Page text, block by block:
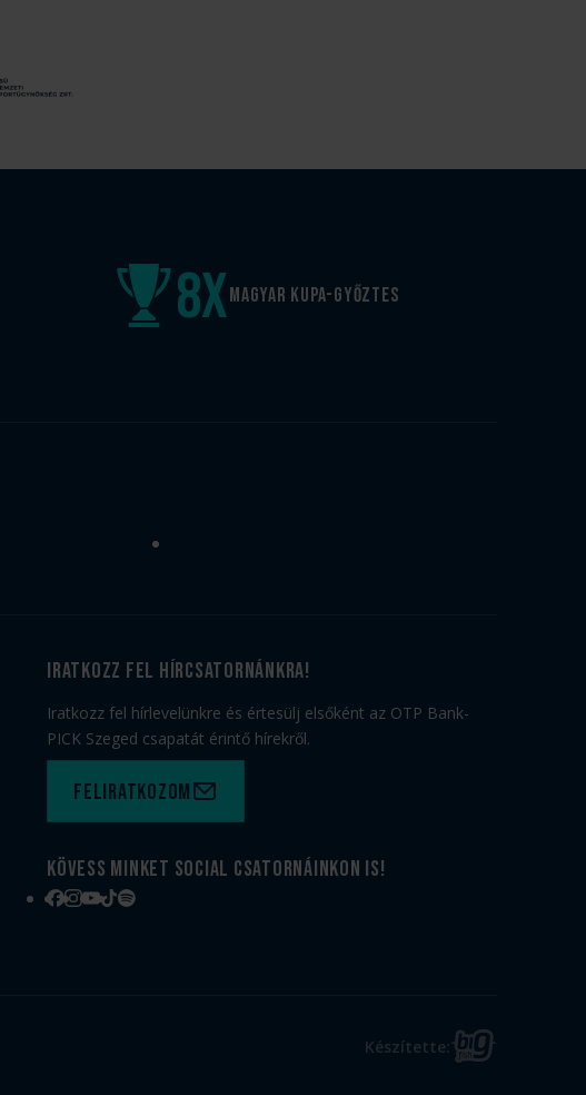
Magyar kupa-győztes
8x
iratkozz fel hírcsatornánkra!
Iratkozz fel hírlevelünkre és értesülj elsőként az OTP Bank-
PICK Szeged csapatát érintő hírekről.
Feliratkozom
Kövess minket social csatornáinkon is!
Facebook
Instagram
YouTube
TikTokSpotify
Készítette: BIG
FISH